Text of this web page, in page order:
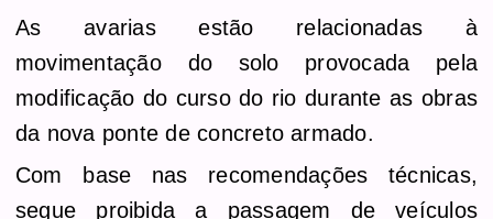
As avarias estão relacionadas à
movimentação do solo provocada pela
modificação do curso do rio durante as obras
da nova ponte de concreto armado.
Com base nas recomendações técnicas,
segue proibida a passagem de veículos